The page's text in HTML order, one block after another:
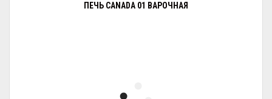
ПЕЧЬ CANADA 01 ВАРОЧНАЯ